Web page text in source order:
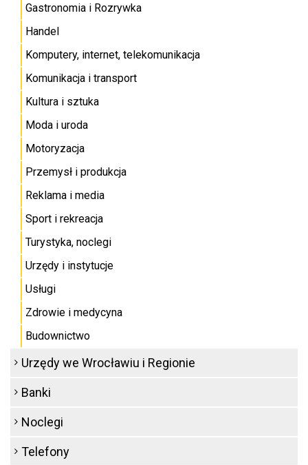
Gastronomia i Rozrywka
Handel
Komputery, internet, telekomunikacja
Komunikacja i transport
Kultura i sztuka
Moda i uroda
Motoryzacja
Przemysł i produkcja
Reklama i media
Sport i rekreacja
Turystyka, noclegi
Urzędy i instytucje
Usługi
Zdrowie i medycyna
Budownictwo
Urzędy we Wrocławiu i Regionie
Banki
Noclegi
Telefony